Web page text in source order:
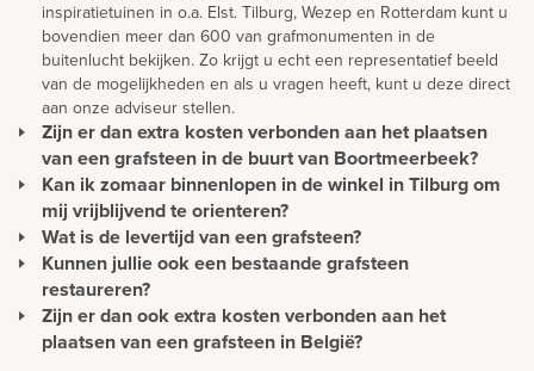
inspiratietuinen in o.a. Elst. Tilburg, Wezep en Rotterdam kunt u
bovendien meer dan 600 van grafmonumenten in de
buitenlucht bekijken. Zo krijgt u echt een representatief beeld
van de mogelijkheden en als u vragen heeft, kunt u deze direct
aan onze adviseur stellen.
Zijn er dan extra kosten verbonden aan het plaatsen
van een grafsteen in de buurt van Boortmeerbeek?
Wij hanteren voor iedere begraafplaats in Nederland hetzelfde
tarief voor plaatsing. Zodoende betaalt u geen extra kosten
voor de plaatsing van een grafmonument in uw regio. Wij
plaatsen in heel Nederland en zijn op de hoogte van de lokale
richtlijnen van de meeste begraafplaatsen. Hiermee houden wij
ook rekening tijdens het maken van het ontwerp.
Kan ik zomaar binnenlopen in de winkel in Tilburg om
mij vrijblijvend te orienteren?
U kunt gewoon langskomen om rustig ideeën op te doen en te
oriënteren. Wilt u advies? Dan is het verstandig om een afspraak
te maken. Zo hoeft u niet onnodig te wachten en wordt u direct
geholpen.
Wat is de levertijd van een grafsteen?
De levertijd van een gedenkteken wordt met name bepaald
door de mate waarin het materiaal beschikbaar is. Omdat wij met
natuurlijke materiaalsoorten werken die per schip worden
vervoerd vanuit alle delen van de wereld, kunnen levertijden
tussen de 7 en 15 weken bedragen.
Kunnen jullie ook een bestaande grafsteen
restaureren?
Het is zeker mogelijk om een bestaande grafsteen te
restaureren. Houdt u wel rekening met kosten voor het afhalen
Zijn er dan ook extra kosten verbonden aan het
plaatsen van een grafsteen in België?